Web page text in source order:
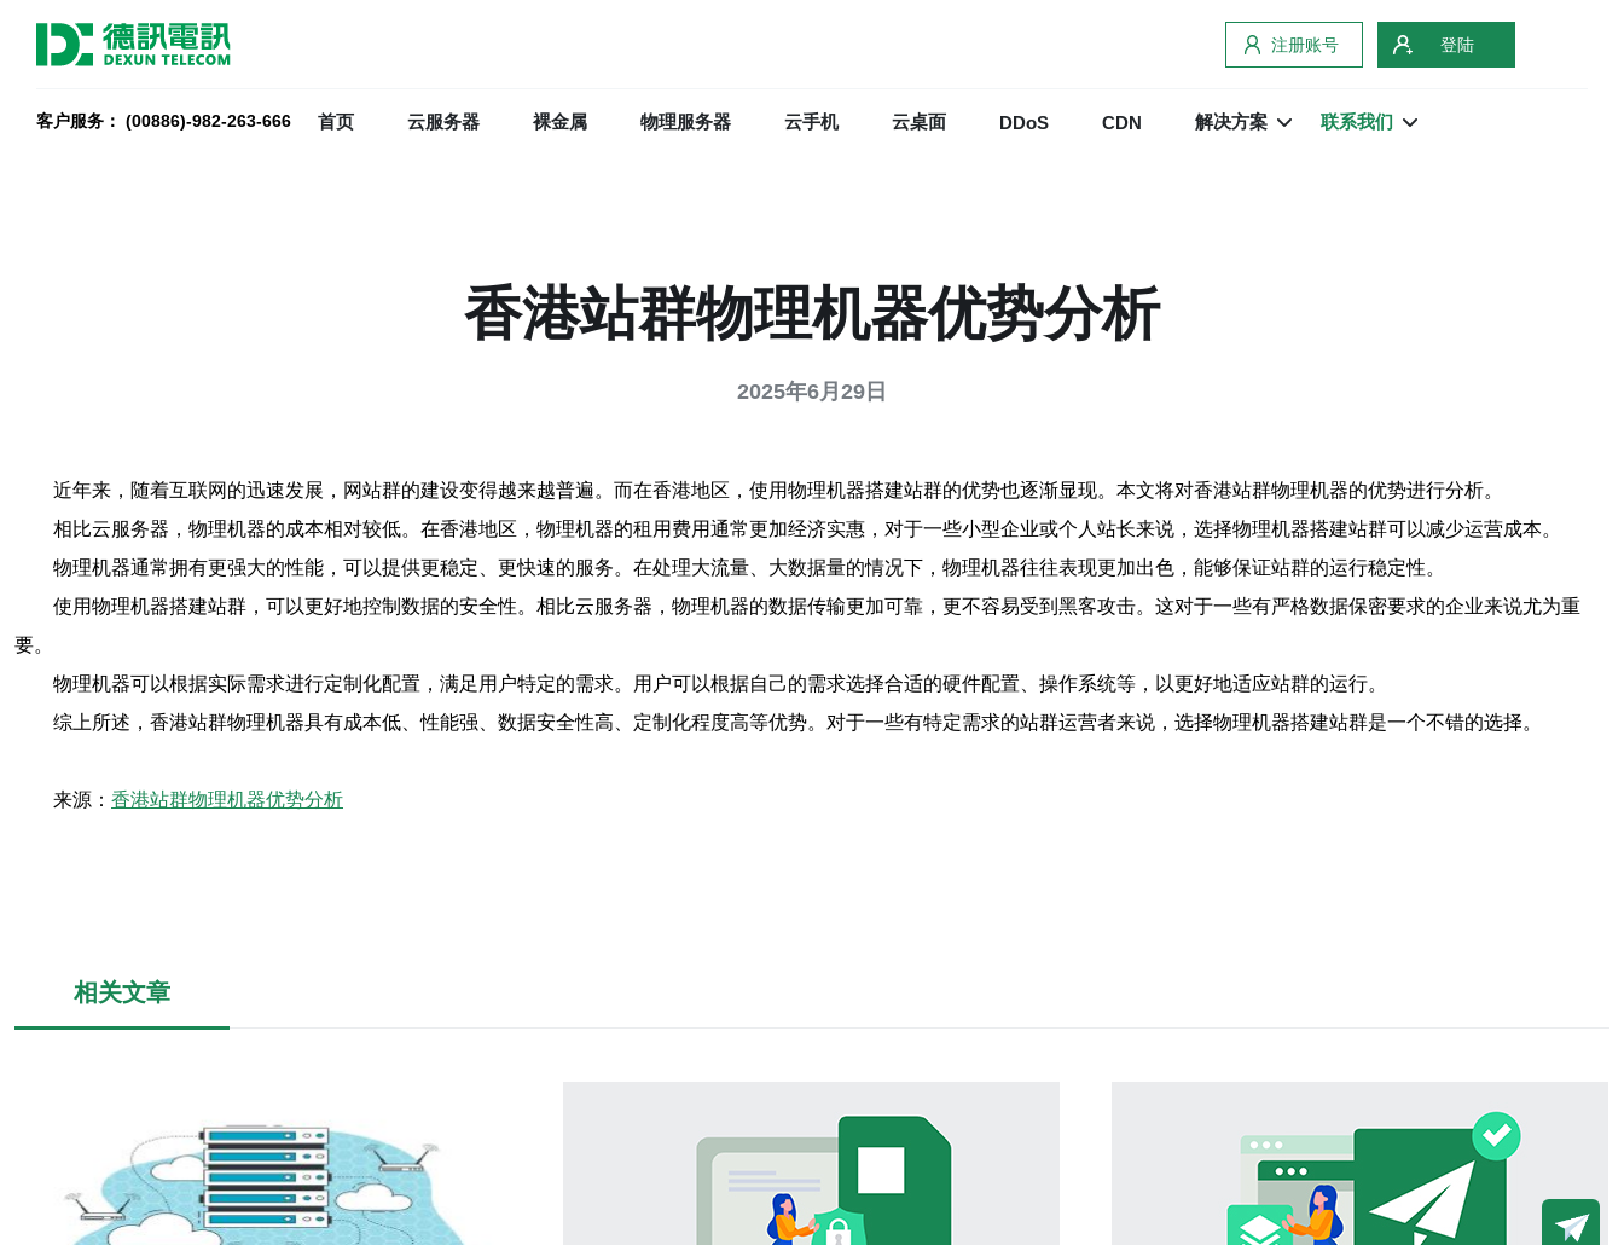
注册账号 登陆
客户服务： (00886)-982-263-666 首页 云服务器 裸金属 物理服务器 云手机 云桌面 DDoS CDN 解决方案 联系我们
香港站群物理机器优势分析
2025年6月29日
近年来，随着互联网的迅速发展，网站群的建设变得越来越普遍。而在香港地区，使用物理机器搭建站群的优势也逐渐显现。本文将对香港站群物理机器的优势进行分析。
相比云服务器，物理机器的成本相对较低。在香港地区，物理机器的租用费用通常更加经济实惠，对于一些小型企业或个人站长来说，选择物理机器搭建站群可以减少运营成本。
物理机器通常拥有更强大的性能，可以提供更稳定、更快速的服务。在处理大流量、大数据量的情况下，物理机器往往表现更加出色，能够保证站群的运行稳定性。
使用物理机器搭建站群，可以更好地控制数据的安全性。相比云服务器，物理机器的数据传输更加可靠，更不容易受到黑客攻击。这对于一些有严格数据保密要求的企业来说尤为重
要。
物理机器可以根据实际需求进行定制化配置，满足用户特定的需求。用户可以根据自己的需求选择合适的硬件配置、操作系统等，以更好地适应站群的运行。
综上所述，香港站群物理机器具有成本低、性能强、数据安全性高、定制化程度高等优势。对于一些有特定需求的站群运营者来说，选择物理机器搭建站群是一个不错的选择。
来源： 香港站群物理机器优势分析
相关文章